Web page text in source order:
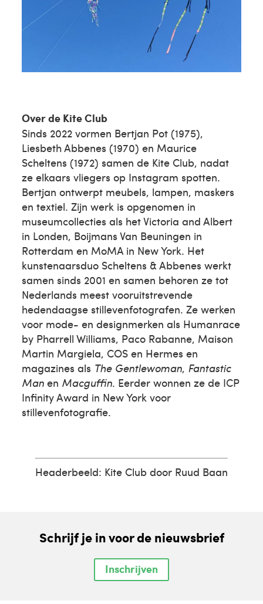
Over de Kite Club
Sinds 2022 vormen Bertjan Pot (1975),
Liesbeth Abbenes (1970) en Maurice
Scheltens (1972) samen de Kite Club, nadat
ze elkaars vliegers op Instagram spotten.
Bertjan ontwerpt meubels, lampen, maskers
en textiel. Zijn werk is opgenomen in
museumcollecties als het Victoria and Albert
in Londen, Boijmans Van Beuningen in
Rotterdam en MoMA in New York. Het
kunstenaarsduo Scheltens & Abbenes werkt
samen sinds 2001 en samen behoren ze tot
Nederlands meest vooruitstrevende
hedendaagse stillevenfotografen. Ze werken
voor mode- en designmerken als Humanrace
by Pharrell Williams, Paco Rabanne, Maison
Martin Margiela, COS en Hermes en
magazines als The Gentlewoman, Fantastic
Man en Macguffin. Eerder wonnen ze de ICP
Infinity Award in New York voor
stillevenfotografie.
Headerbeeld: Kite Club door Ruud Baan
Schrijf je in voor de nieuwsbrief
Inschrijven